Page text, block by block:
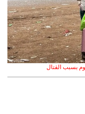
بسبب القتال